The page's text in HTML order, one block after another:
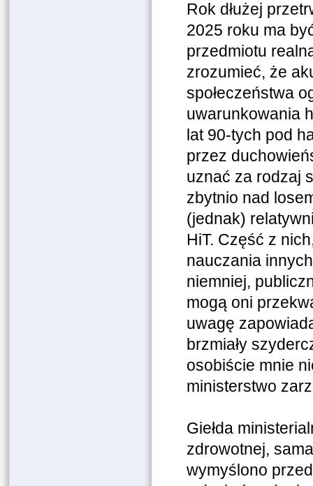
Rok dłużej
2025 roku ma
przedmiotu
zrozumieć, że
społeczeństwa
uwarunkowania
lat 90-tych pod
przez
uznać za rodzaj
zbytnio nad
(jednak)
HiT. Część z
nauczania
niemniej,
mogą oni
uwagę
brzmiały
osobiście mnie
ministerstwo
Giełda
zdrowotnej,
wymyślono